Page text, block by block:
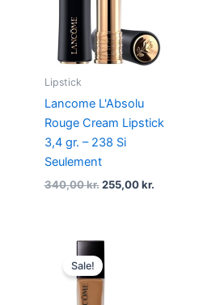
Lipstick
Lancome L'Absolu
Rouge Cream Lipstick
3,4 gr. – 238 Si
Seulement
340,00kr. 255,00kr.
Sale! price
was: